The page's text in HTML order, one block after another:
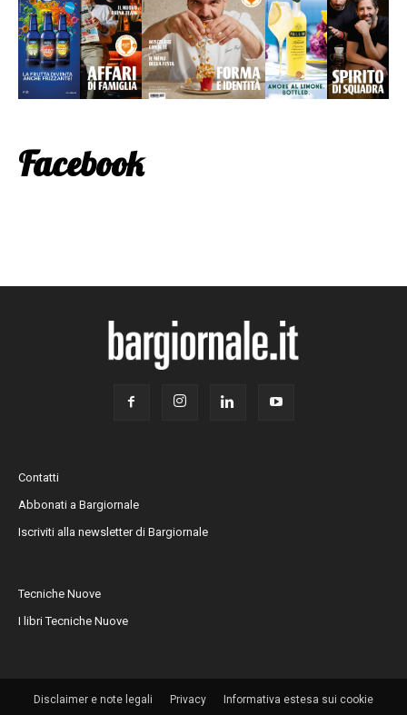
Facebook
Contatti
Abbonati a Bargiornale
Iscriviti alla newsletter di Bargiornale
Tecniche Nuove
I libri Tecniche Nuove
Disclaimer e note legali Privacy Informativa estesa sui cookie